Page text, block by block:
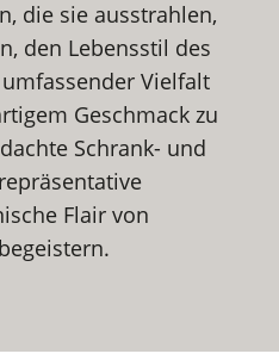
die sie ausstrahlen,
den Lebensstil des
Vielfalt
Geschmack zu
Schrank- und
Flair von